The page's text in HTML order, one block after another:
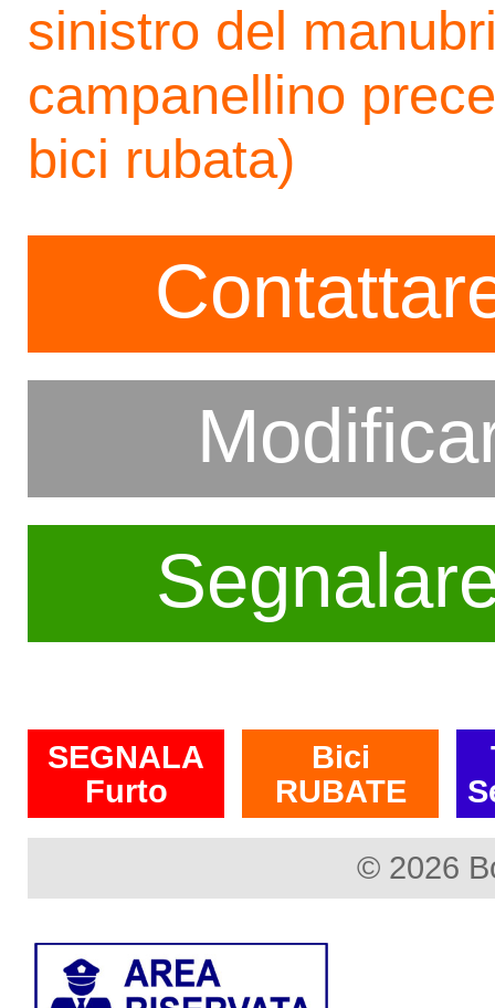
sinistro del
campanellino
bici rubata)
SEGNALA
Furto
Bici
RUBATE
© 2026